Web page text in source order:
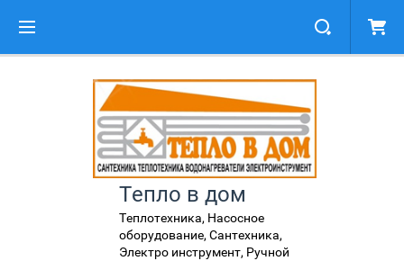
Тепло в дом
Теплотехника, Насосное
оборудование, Сантехника,
Электро инструмент, Ручной